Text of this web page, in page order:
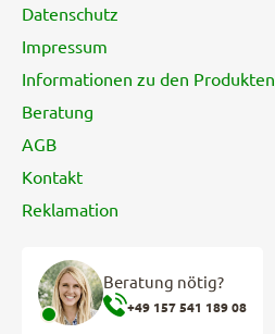
Datenschutz
Impressum
Informationen zu den Produkten
Beratung
AGB
Kontakt
Reklamation
Beratung nötig?
+49 157 541 189 08